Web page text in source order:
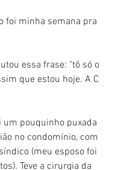
foi minha semana pra
essa frase: "tô só o
que estou hoje. A C
um pouquinho puxada
no condomínio, com
(meu esposo foi
Teve a cirurgia da